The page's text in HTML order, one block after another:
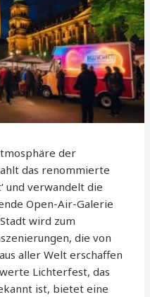
der
das renommierte
und verwandelt die
Open-Air-Galerie
wird zum
die von
aller Welt erschaffen
Lichterfest, das
ist, bietet eine